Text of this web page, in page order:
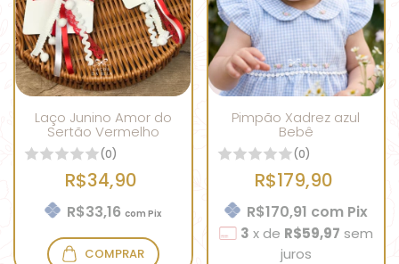
Laço Junino Amor do
Sertão Vermelho
(0)
R$34,90
R$33,16com Pix
COMPRAR
Pimpão Xadrez azul
Bebê
(0)
R$179,90
R$170,91 com Pix
3 x de R$59,97 sem
juros